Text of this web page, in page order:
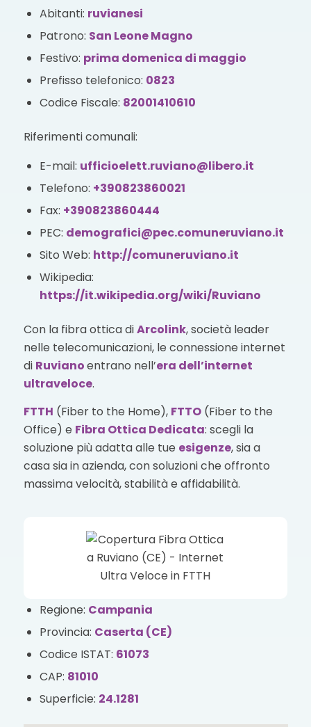
Abitanti: ruvianesi
Patrono: San Leone Magno
Festivo: prima domenica di maggio
Prefisso telefonico: 0823
Codice Fiscale: 82001410610
Riferimenti comunali:
E-mail: ufficioelett.ruviano@libero.it
Telefono: +390823860021
Fax: +390823860444
PEC: demografici@pec.comuneruviano.it
Sito Web: http://comuneruviano.it
Wikipedia:
https://it.wikipedia.org/wiki/Ruviano
Con la fibra ottica diArcolink, società leader
nelle telecomunicazioni, le connessione internet
di Ruvianoentrano nell’era dell’internet
ultraveloce.
FTTH (Fiber to the Home), FTTO(Fiber to the
Office) e Fibra Ottica Dedicata: scegli la
soluzione più adatta alle tue esigenze, sia a
casa sia in azienda, con soluzioni che offronto
massima velocità, stabilità e affidabilità.
Regione: Campania
Provincia: Caserta (CE)
Codice ISTAT: 61073
CAP: 81010
Superficie: 24.1281